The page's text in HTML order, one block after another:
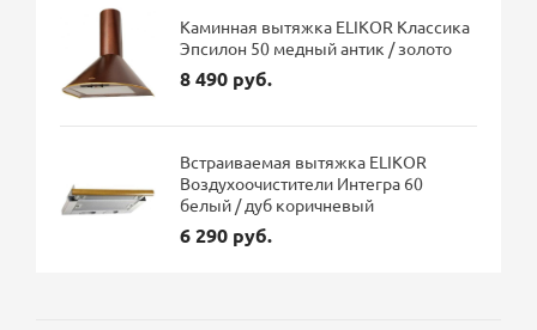
Каминная вытяжка ELIKOR Классика
Эпсилон 50 медный антик / золото
8 490 руб.
Встраиваемая вытяжка ELIKOR
Воздухоочистители Интегра 60
белый / дуб коричневый
6 290 руб.